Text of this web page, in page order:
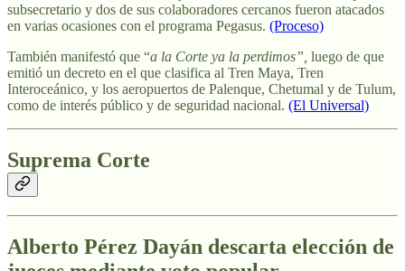
subsecretario y dos de sus colaboradores cercanos fueron atacados
en varias ocasiones con el programa Pegasus. (Proceso)
También manifestó que “a la Corte ya la perdimos”, luego de que
emitió un decreto en el que clasifica al Tren Maya, Tren
Interoceánico, y los aeropuertos de Palenque, Chetumal y de Tulum,
como de interés público y de seguridad nacional. (El Universal)
Suprema Corte
Alberto Pérez Dayán descarta elección de